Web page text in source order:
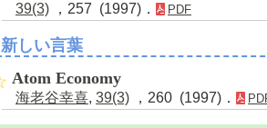
39(3) ，257 (1997)． PDF
新しい言葉
Atom Economy
海老谷幸喜, 39(3) ，260 (1997)．